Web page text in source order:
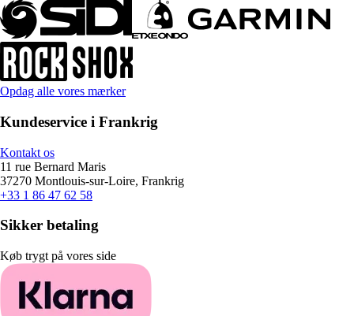
Opdag alle vores mærker
Kundeservice i Frankrig
Kontakt os
11 rue Bernard Maris
37270 Montlouis-sur-Loire, Frankrig
+33 1 86 47 62 58
Sikker betaling
Køb trygt på vores side